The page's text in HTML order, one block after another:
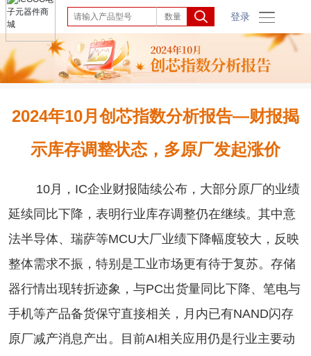
登录
2024年10月创芯指数分析报告—财报揭
示库存调整状态，多原厂发起涨价
10月，IC企业财报陆续公布，大部分原厂的业绩
延续同比下降，表明行业库存调整仍在继续。其中意
法半导体、瑞萨等MCU大厂业绩下降幅度较大，反映
整体需求不振，特别是工业市场更有待于复苏。存储
器行情出现转折迹象，与PC出货量同比下降、笔电与
手机等产品备货保守直接相关，月内已有NAND闪存
原厂减产消息产出。目前AI相关应用仍是行业主要动